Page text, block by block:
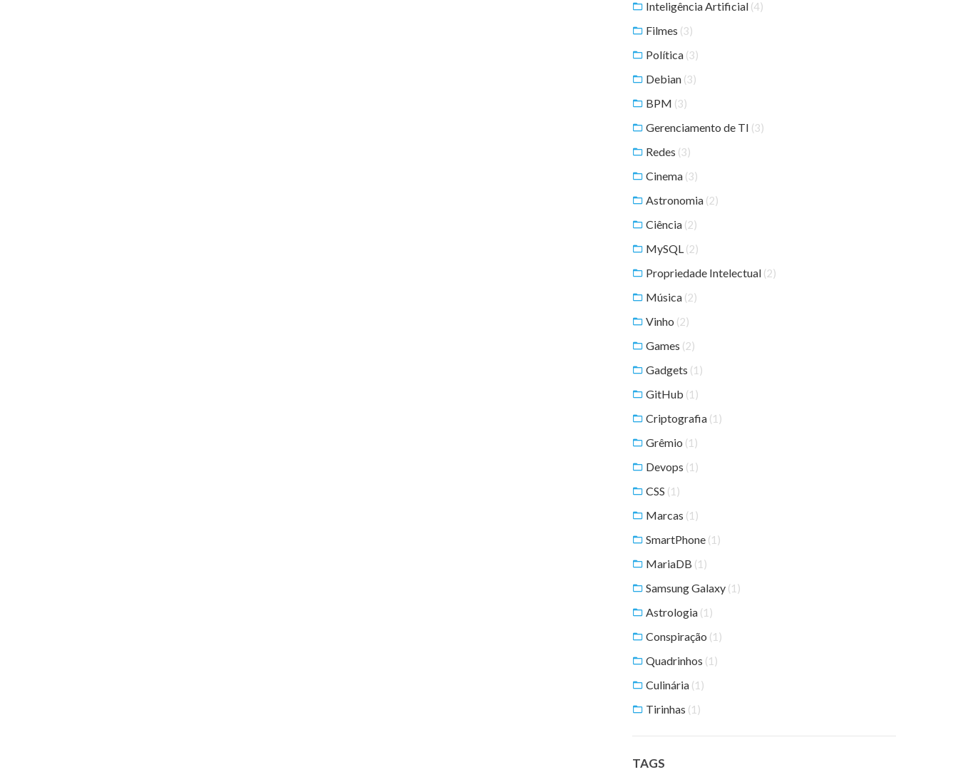
Inteligência Artificial (4)
Filmes (3)
Política (3)
Debian (3)
BPM (3)
Gerenciamento de TI (3)
Redes (3)
Cinema (3)
Astronomia (2)
Ciência (2)
MySQL (2)
Propriedade Intelectual (2)
Música (2)
Vinho (2)
Games (2)
Gadgets (1)
GitHub (1)
Criptografia (1)
Grêmio (1)
Devops (1)
CSS (1)
Marcas (1)
SmartPhone (1)
MariaDB (1)
Samsung Galaxy (1)
Astrologia (1)
Conspiração (1)
Quadrinhos (1)
Culinária (1)
Tirinhas (1)
TAGS